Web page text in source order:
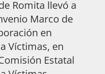
Romita llevó a
Marco de
en
Víctimas, en
Estatal